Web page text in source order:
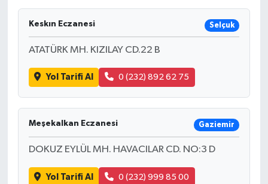
Keskın Eczanesi Selçuk
ATATÜRK MH. KIZILAY CD.22 B
Yol Tarifi Al 0 (232) 892 62 75
Meşekalkan Eczanesi Gaziemir
DOKUZ EYLÜL MH. HAVACILAR CD. NO:3 D
Yol Tarifi Al 0 (232) 999 85 00